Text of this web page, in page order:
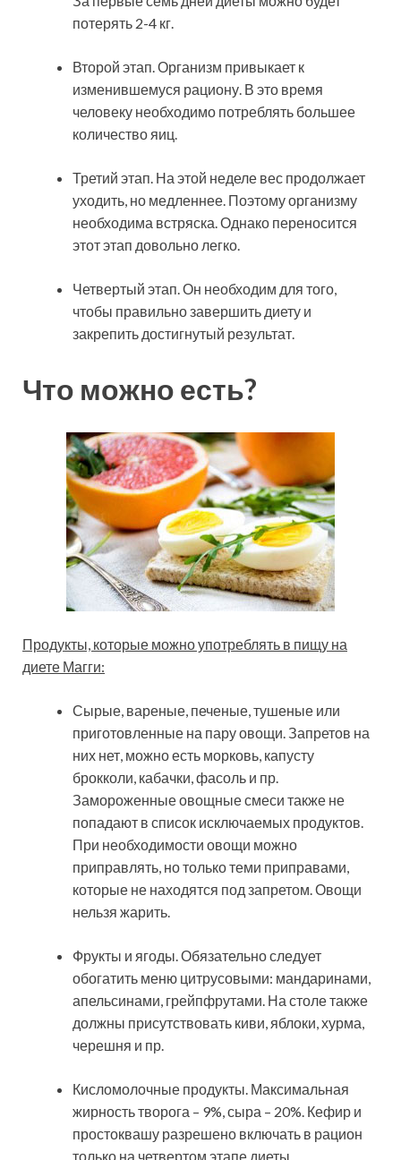
потерять 2-4 кг.
Второй этап. Организм привыкает к
изменившемуся рациону. В это время
человеку необходимо потреблять большее
количество яиц.
Третий этап. На этой неделе вес продолжает
уходить, но медленнее. Поэтому организму
необходима встряска. Однако переносится
этот этап довольно легко.
Четвертый этап. Он необходим для того,
чтобы правильно завершить диету и
закрепить достигнутый результат.
Что можно есть?
Продукты, которые можно употреблять в пищу на
диете Магги:
Сырые, вареные, печеные, тушеные или
приготовленные на пару овощи. Запретов на
них нет, можно есть морковь, капусту
брокколи, кабачки, фасоль и пр.
Замороженные овощные смеси также не
попадают в список исключаемых продуктов.
При необходимости овощи можно
приправлять, но только теми приправами,
которые не находятся под запретом. Овощи
нельзя жарить.
Фрукты и ягоды. Обязательно следует
обогатить меню цитрусовыми: мандаринами,
апельсинами, грейпфрутами. На столе также
должны присутствовать киви, яблоки, хурма,
черешня и пр.
Кисломолочные продукты. Максимальная
жирность творога – 9%, сыра – 20%. Кефир и
простоквашу разрешено включать в рацион
только на четвертом этапе диеты.